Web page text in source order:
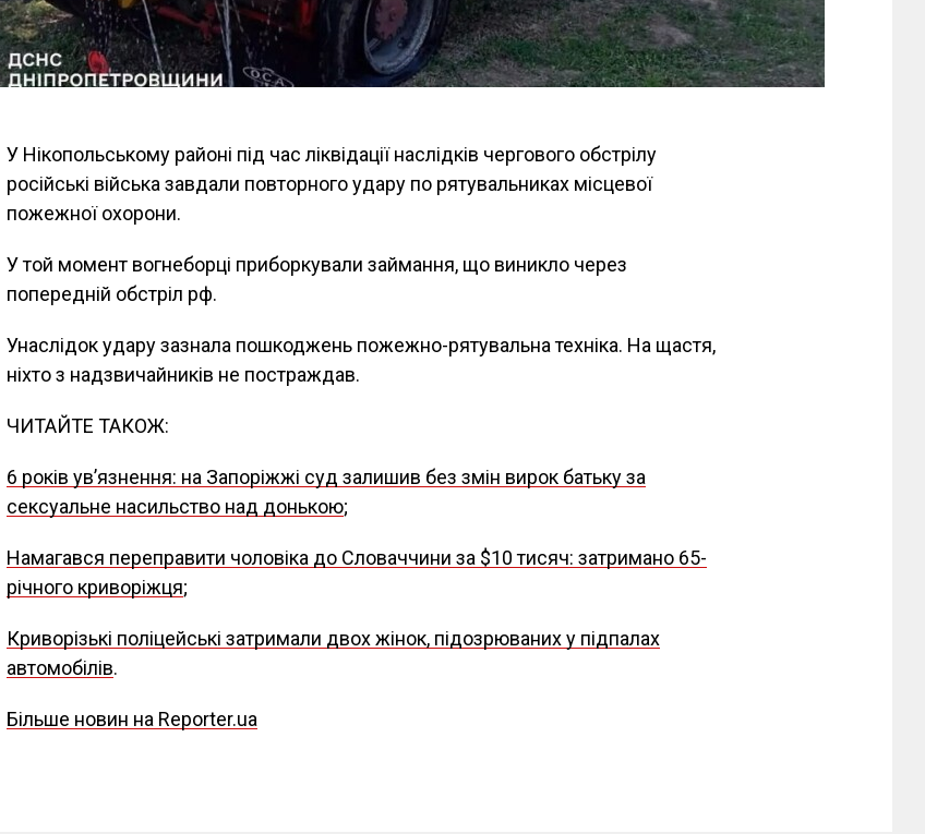
У Нікопольському районі під час ліквідації наслідків чергового обстрілу
російські війська завдали повторного удару по рятувальниках місцевої
пожежної охорони.
У той момент вогнеборці приборкували займання, що виникло через
попередній обстріл рф.
Унаслідок удару зазнала пошкоджень пожежно-рятувальна техніка. На щастя,
ніхто з надзвичайників не постраждав.
ЧИТАЙТЕ ТАКОЖ:
6 років увʼязнення: на Запоріжжі суд залишив без змін вирок батьку за
сексуальне насильство над донькою;
Намагався переправити чоловіка до Словаччини за $10 тисяч: затримано 65-
річного криворіжця;
Криворізькі поліцейські затримали двох жінок, підозрюваних у підпалах
автомобілів.
Більше новин на Reporter.ua